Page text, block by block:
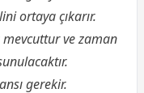
ortaya çıkarır.
ve zaman
gerekir.